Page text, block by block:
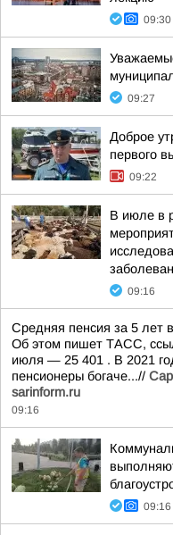
09:30
09:27
Доброе
первого
09:22
В июле в
09:16
Средняя пенсия за 5 лет
Об этом пишет ТАСС,
июля — 25 401 . В 2021
пенсионеры богаче...//
sarinform.ru
09:16
09:16